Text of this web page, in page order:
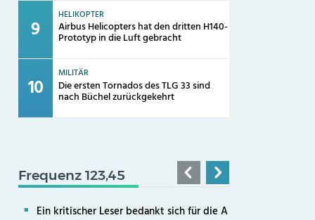
HELIKOPTER
Airbus Helicopters hat den dritten H140-
Prototyp in die Luft gebracht
MILITÄR
Die ersten Tornados des TLG 33 sind
nach Büchel zurückgekehrt
Frequenz 123,45
Ein kritischer Leser bedankt sich für die A